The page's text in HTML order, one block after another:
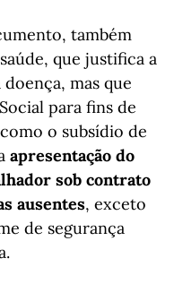
também
que justifica a
mas que
para fins de
o subsídio de
apresentação do
sob contrato
ausentes, exceto
de segurança